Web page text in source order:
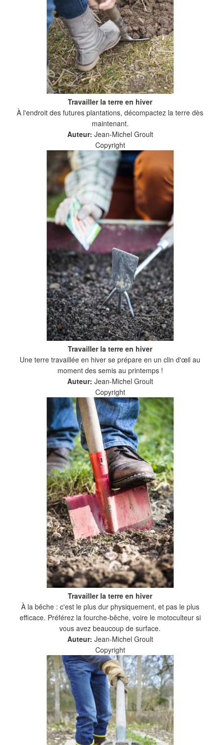
Travailler la terre en hiver
À l'endroit des futures plantations, décompactez la terre dès
maintenant.
Auteur: Jean-Michel Groult
Copyright
Travailler la terre en hiver
Une terre travaillée en hiver se prépare en un clin d'œil au
moment des semis au printemps !
Auteur: Jean-Michel Groult
Copyright
Travailler la terre en hiver
À la bêche : c'est le plus dur physiquement, et pas le plus
efficace. Préférez la fourche-bêche, voire le motoculteur si
vous avez beaucoup de surface.
Auteur: Jean-Michel Groult
Copyright